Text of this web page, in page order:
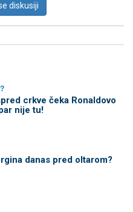
diskusiji
crkve čeka Ronaldovo
nije tu!
danas pred oltarom?